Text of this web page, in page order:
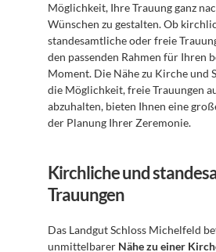
Möglichkeit, Ihre Trauung ganz
Wünschen zu gestalten. Ob
standesamtliche oder freie
den passenden Rahmen für Ihren
Moment. Die Nähe zu Kirche und
die Möglichkeit, freie Trauungen
abzuhalten, bieten Ihnen eine
der Planung Ihrer Zeremonie.
Kirchliche und
Trauungen
Das Landgut Schloss Michelfeld
unmittelbarer Nähe zu einer